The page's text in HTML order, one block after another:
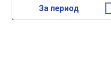
За период